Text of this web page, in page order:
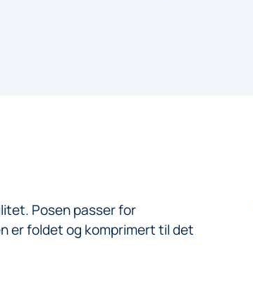
Posen passer for
er foldet og komprimert til det